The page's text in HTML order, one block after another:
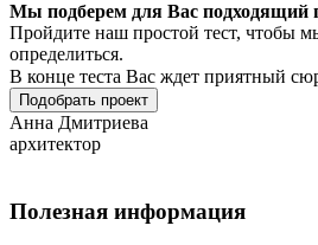
Мы подберем для Вас подходящий
Пройдите наш простой тест, чтобы
определиться.
В конце теста Вас ждет приятный
Подобрать проект
Анна Дмитриева
архитектор
Полезная информация